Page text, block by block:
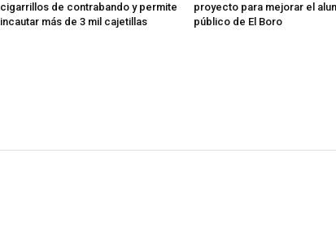
cigarrillos de contrabando y permite
incautar más de 3 mil cajetillas
proyecto para mejorar el
público de El Boro